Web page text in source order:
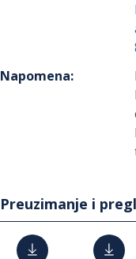
Napomena:
Preuzimanje i